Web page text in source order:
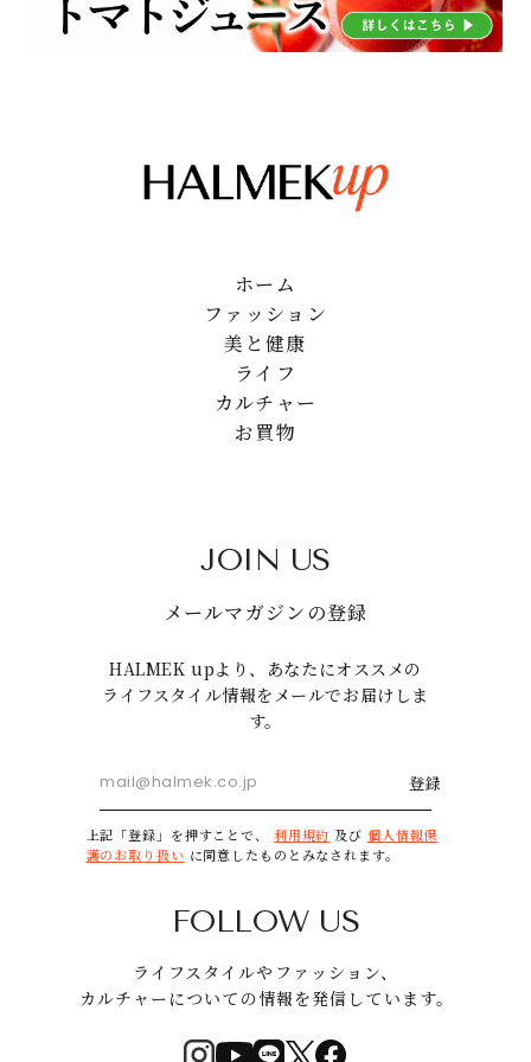
ホーム
ファッション
美と健康
ライフ
カルチャー
お買物
JOIN US
メールマガジンの登録
HALMEK upより、あなたにオススメの
ライフスタイル情報をメールでお届けしま
す。
登録
上記「登録」を押すことで、 利用規約 及び 個人情報保
護のお取り扱い に同意したものとみなされます。
FOLLOW US
ライフスタイルやファッション、
カルチャーについての情報を発信しています。